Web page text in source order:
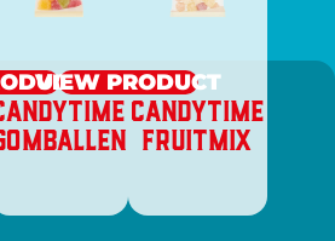
CANDYTIME
FRUITMIX
VIEW PRODUCT